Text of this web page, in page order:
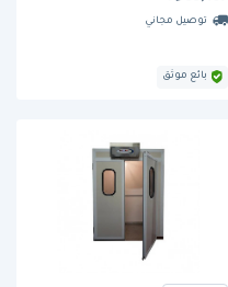
توصيل مجاني
بائع موثق